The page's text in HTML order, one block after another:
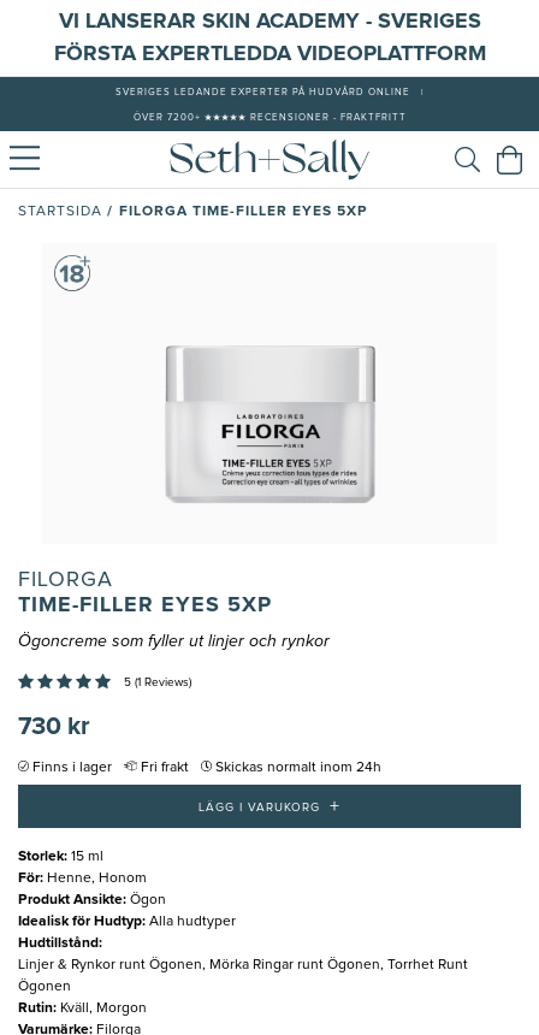
VI LANSERAR SKIN ACADEMY - SVERIGES
FÖRSTA EXPERTLEDDA VIDEOPLATTFORM
SVERIGES LEDANDE EXPERTER PÅ HUDVÅRD ONLINE
ÖVER 7200+ ★★★★★ RECENSIONER - FRAKTFRITT
STARTSIDA / FILORGA TIME-FILLER EYES 5XP
FILORGA
TIME-FILLER EYES 5XP
Ögoncreme som fyller ut linjer och rynkor
5 (1 Reviews)
730 kr
Finns i lager Fri frakt Skickas normalt inom 24h
LÄGG I VARUKORG +
Storlek: 15 ml
För: Henne, Honom
Produkt Ansikte: Ögon
Idealisk för Hudtyp: Alla hudtyper
Hudtillstånd:
Linjer & Rynkor runt Ögonen, Mörka Ringar runt Ögonen, Torrhet Runt
Ögonen
Rutin: Kväll, Morgon
Varumärke: Filorga